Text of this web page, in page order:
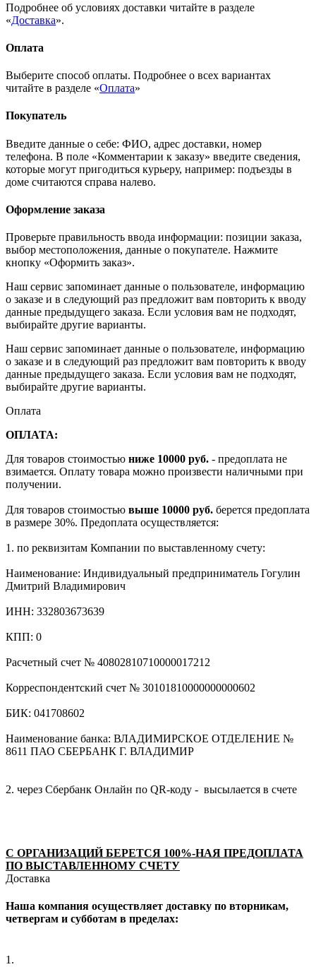
Подробнее об условиях доставки читайте в разделе
«Доставка».
Оплата
Выберите способ оплаты. Подробнее о всех вариантах
читайте в разделе «Оплата»
Покупатель
Введите данные о себе: ФИО, адрес доставки, номер
телефона. В поле «Комментарии к заказу» введите сведения,
которые могут пригодиться курьеру, например: подъезды в
доме считаются справа налево.
Оформление заказа
Проверьте правильность ввода информации: позиции заказа,
выбор местоположения, данные о покупателе. Нажмите
кнопку «Оформить заказ».
Наш сервис запоминает данные о пользователе, информацию
о заказе и в следующий раз предложит вам повторить к вводу
данные предыдущего заказа. Если условия вам не подходят,
выбирайте другие варианты.
Наш сервис запоминает данные о пользователе, информацию
о заказе и в следующий раз предложит вам повторить к вводу
данные предыдущего заказа. Если условия вам не подходят,
выбирайте другие варианты.
Оплата
ОПЛАТА:
Для товаров стоимостью ниже 10000 руб. - предоплата не
взимается. Оплату товара можно произвести наличными при
получении.
Для товаров стоимостью выше 10000 руб. берется предоплата
в размере 30%. Предоплата осуществляется:
1. по реквизитам Компании по выставленному счету:
Наименование: Индивидуальный предприниматель Гогулин
Дмитрий Владимирович
ИНН: 332803673639
КПП: 0
Расчетный счет № 40802810710000017212
Корреспондентский счет № 30101810000000000602
БИК: 041708602
Наименование банка: ВЛАДИМИРСКОЕ ОТДЕЛЕНИЕ №
8611 ПАО СБЕРБАНК Г. ВЛАДИМИР
2. через Сбербанк Онлайн по QR-коду - высылается в счете
С ОРГАНИЗАЦИЙ БЕРЕТСЯ 100%-НАЯ ПРЕДОПЛАТА
ПО ВЫСТАВЛЕННОМУ СЧЕТУ
Доставка
Наша компания осуществляет доставку по вторникам,
четвергам и субботам в пределах:
1.